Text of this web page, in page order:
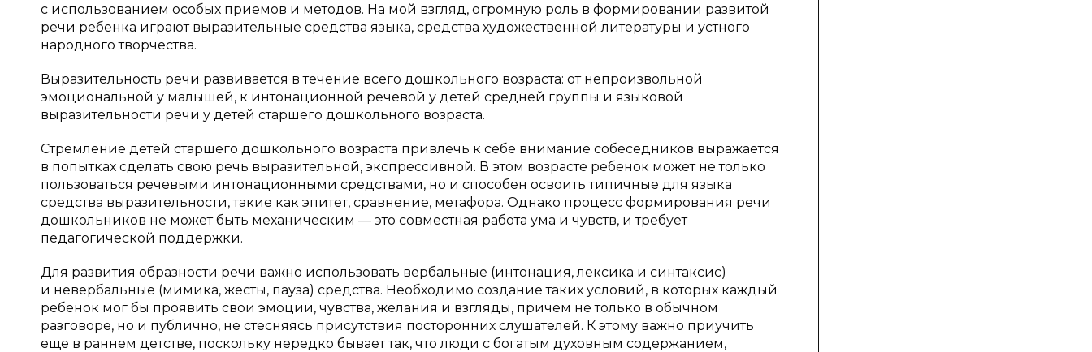
с использованием особых приемов и методов. На мой взгляд, огромную роль в формировании развитой
речи ребенка играют выразительные средства языка, средства художественной литературы и устного
народного творчества.
Выразительность речи развивается в течение всего дошкольного возраста: от непроизвольной
эмоциональной у малышей, к интонационной речевой у детей средней группы и языковой
выразительности речи у детей старшего дошкольного возраста.
Стремление детей старшего дошкольного возраста привлечь к себе внимание собеседников выражается
в попытках сделать свою речь выразительной, экспрессивной. В этом возрасте ребенок может не только
пользоваться речевыми интонационными средствами, но и способен освоить типичные для языка
средства выразительности, такие как эпитет, сравнение, метафора. Однако процесс формирования речи
дошкольников не может быть механическим — это совместная работа ума и чувств, и требует
педагогической поддержки.
Для развития образности речи важно использовать вербальные (интонация, лексика и синтаксис)
и невербальные (мимика, жесты, пауза) средства. Необходимо создание таких условий, в которых каждый
ребенок мог бы проявить свои эмоции, чувства, желания и взгляды, причем не только в обычном
разговоре, но и публично, не стесняясь присутствия посторонних слушателей. К этому важно приучить
еще в раннем детстве, поскольку нередко бывает так, что люди с богатым духовным содержанием,